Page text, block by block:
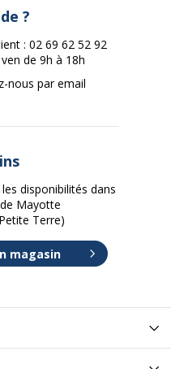
?
: 02 69 62 52 92
de 9h à 18h
nous par email
disponibilités dans
Mayotte
Terre)
magasin